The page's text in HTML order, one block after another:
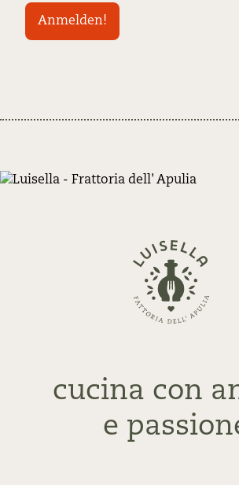
Zurück
zur
Startseite
cucina con
e